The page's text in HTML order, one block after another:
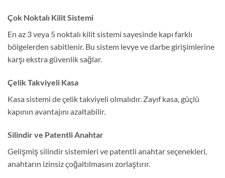
Çok Noktalı Kilit Sistemi
En az 3 veya 5 noktalı kilit sistemi sayesinde kapı farklı
bölgelerden sabitlenir. Bu sistem levye ve darbe girişimlerine
karşı ekstra güvenlik sağlar.
Çelik Takviyeli Kasa
Kasa sistemi de çelik takviyeli olmalıdır. Zayıf kasa, güçlü
kapının avantajını azaltabilir.
Silindir ve Patentli Anahtar
Gelişmiş silindir sistemleri ve patentli anahtar seçenekleri,
anahtarın izinsiz çoğaltılmasını zorlaştırır.